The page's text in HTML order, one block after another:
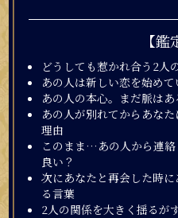
【鑑
どうしても惹かれ合う2人
あの人は新しい恋を始め
あの人の本心。まだ脈はあ
あの人が別れてからあな
理由
このまま…あの人から連
良い？
次にあなたと再会した時
る言葉
2人の関係を大きく揺るが